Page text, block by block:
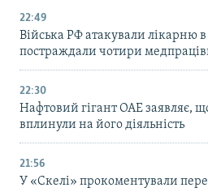
22:49
Війська РФ атакували лікарню
постраждали чотири
22:30
Нафтовий гігант ОАЕ заявляє,
вплинули на його діяльність
21:56
У «Скелі» прокоментували